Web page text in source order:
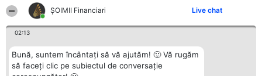
ȘOIMII Financiari Live chat
02:13
Bună, suntem încântați să vă ajutăm! 🙂 Vă rugăm
să faceți clic pe subiectul de conversație